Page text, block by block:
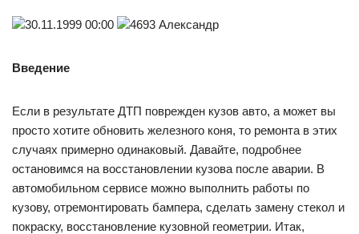
30.11.1999 00:00 4693 Александр
Введение
Если в результате ДТП поврежден кузов авто, а может вы
просто хотите обновить железного коня, то ремонта в этих
случаях примерно одинаковый. Давайте, подробнее
остановимся на восстановлении кузова после аварии. В
автомобильном сервисе можно выполнить работы по
кузову, отремонтировать бампера, сделать замену стекол и
покраску, восстановление кузовной геометрии. Итак,